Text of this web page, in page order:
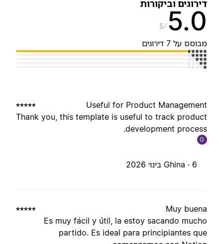
וביקורות
5
על 7 דירוגים
Useful for Product
Thank you, this template is useful to track
development
Ghina ·
Muy
Es muy fácil y útil, la estoy sacando
partido. Es ideal para principiantes